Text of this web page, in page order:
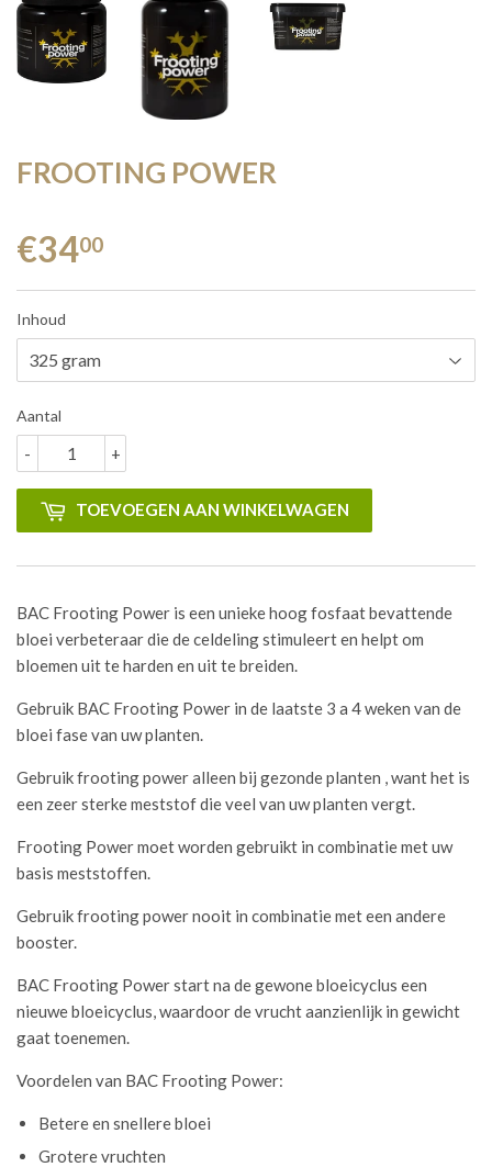
FROOTING POWER
€3400
Inhoud
Aantal
+
-
TOEVOEGEN AAN WINKELWAGEN
BAC Frooting Power is een unieke hoog fosfaat bevattende
bloei verbeteraar die de celdeling stimuleert en helpt om
bloemen uit te harden en uit te breiden.
Gebruik BAC Frooting Power in de laatste 3 a 4 weken van de
bloei fase van uw planten.
Gebruik frooting power alleen bij gezonde planten , want het is
een zeer sterke meststof die veel van uw planten vergt.
Frooting Power moet worden gebruikt in combinatie met uw
basis meststoffen.
Gebruik frooting power nooit in combinatie met een andere
booster.
BAC Frooting Power start na de gewone bloeicyclus een
nieuwe bloeicyclus, waardoor de vrucht aanzienlijk in gewicht
gaat toenemen.
Voordelen van BAC Frooting Power:
Betere en snellere bloei
Grotere vruchten